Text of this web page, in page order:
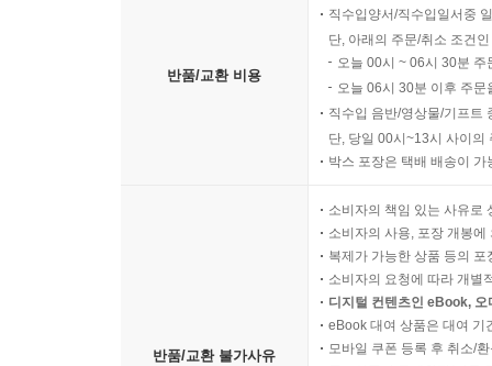
반품/교환 비용
직수입양서/직수입일서중
단, 아래의 주문/취소 조건
오늘 00시 ~ 06시 30분
오늘 06시 30분 이후 주
직수입 음반/영상물/기프트
단, 당일 00시~13시 사이의
박스 포장은 택배 배송이
반품/교환 불가사유
소비자의 책임 있는 사유로
소비자의 사용, 포장 개봉
복제가 가능한 상품 등의
소비자의 요청에 따라 개별
디지털 컨텐츠인 eBook,
eBook 대여 상품은 대여 기
모바일 쿠폰 등록 후 취소/